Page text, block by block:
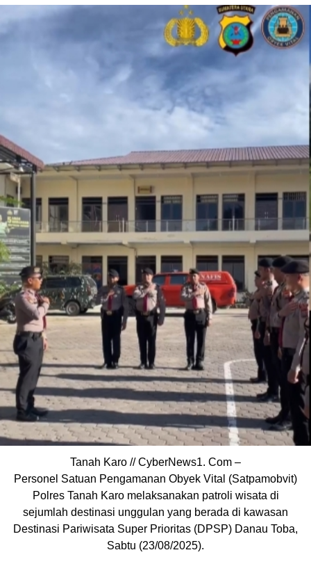
Tanah Karo // CyberNews1. Com –
Personel Satuan Pengamanan Obyek Vital (Satpamobvit)
Polres Tanah Karo melaksanakan patroli wisata di
sejumlah destinasi unggulan yang berada di kawasan
Destinasi Pariwisata Super Prioritas (DPSP) Danau Toba,
Sabtu (23/08/2025).